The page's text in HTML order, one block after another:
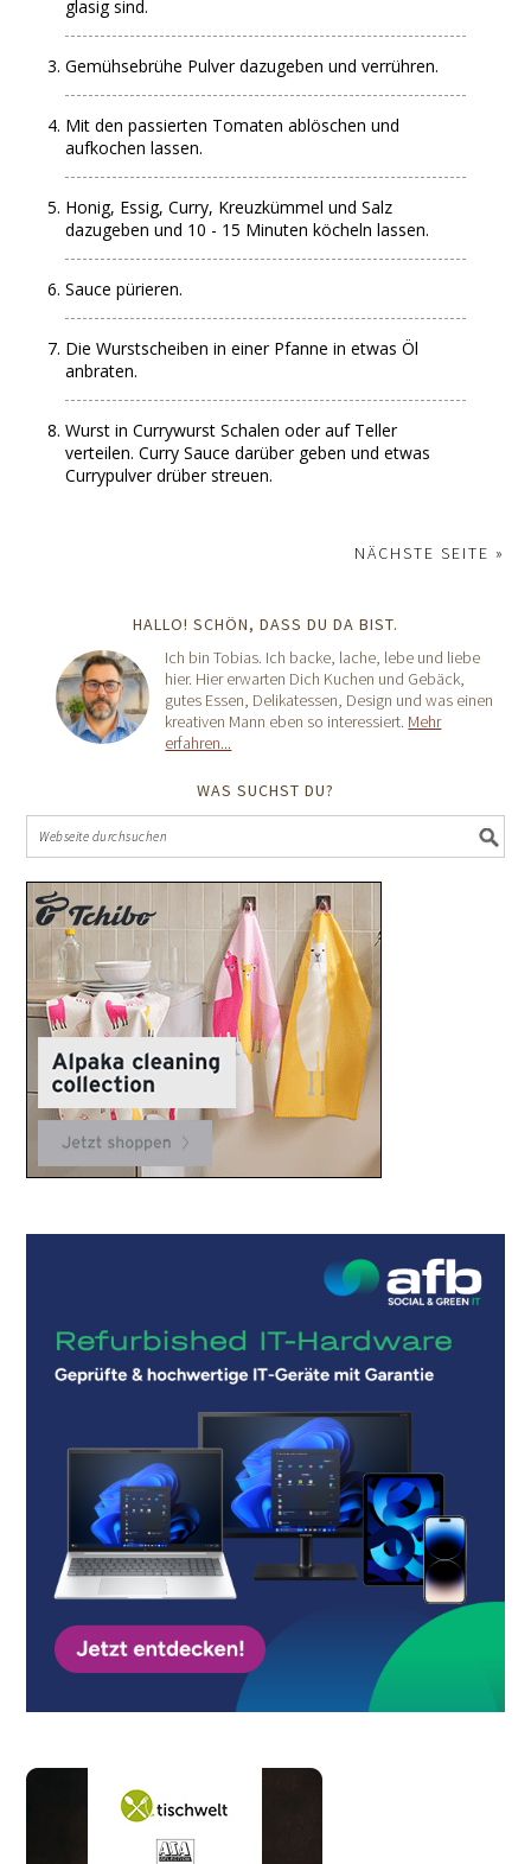
glasig sind.
Gemühsebrühe Pulver dazugeben und verrühren.
Mit den passierten Tomaten ablöschen und
aufkochen lassen.
Honig, Essig, Curry, Kreuzkümmel und Salz
dazugeben und 10 - 15 Minuten köcheln lassen.
Sauce pürieren.
Die Wurstscheiben in einer Pfanne in etwas Öl
anbraten.
Wurst in Currywurst Schalen oder auf Teller
verteilen. Curry Sauce darüber geben und etwas
Currypulver drüber streuen.
NÄCHSTE SEITE »
HALLO! SCHÖN, DASS DU DA BIST.
Ich bin Tobias. Ich backe, lache, lebe und liebe
hier. Hier erwarten Dich Kuchen und Gebäck,
gutes Essen, Delikatessen, Design und was einen
kreativen Mann eben so interessiert. Mehr
erfahren...
WAS SUCHST DU?